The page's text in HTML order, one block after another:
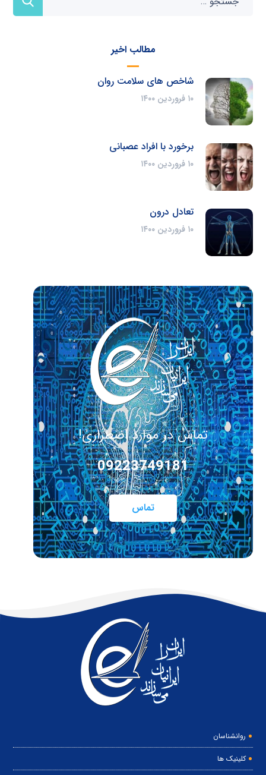
مطالب اخیر
شاخص های سلامت روان
۱۰ فروردین ۱۴۰۰
برخورد با افراد عصبانی
۱۰ فروردین ۱۴۰۰
تعادل درون
۱۰ فروردین ۱۴۰۰
تماس در موارد اضطراری!
09223749181
تماس
روانشناسان
کلینیک ها